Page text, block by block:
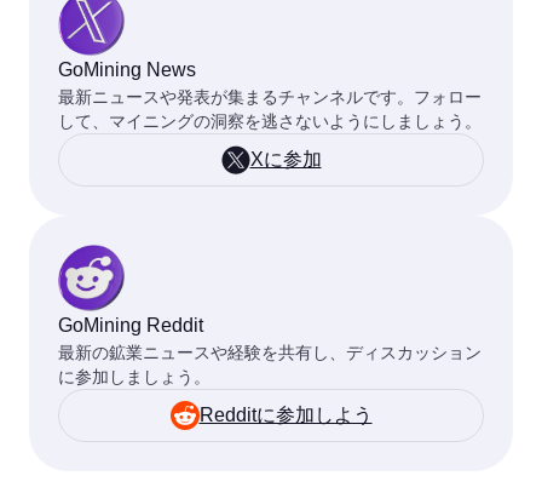
GoMining News
最新ニュースや発表が集まるチャンネルです。フォロー
して、マイニングの洞察を逃さないようにしましょう。
Xに参加
GoMining Reddit
最新の鉱業ニュースや経験を共有し、ディスカッション
に参加しましょう。
Redditに参加しよう